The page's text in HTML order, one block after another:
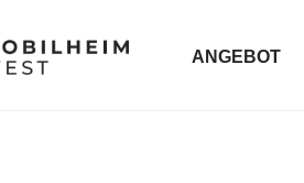
ANGEBOT